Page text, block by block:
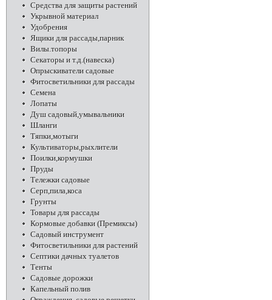
Средства для защиты растений
Укрывной материал
Удобрения
Ящики для рассады,парник
Вилы.топоры
Секаторы и т.д.(навеска)
Опрыскиватели садовые
Фитосветильники для рассады
Семена
Лопаты
Душ садовый,умывальники
Шланги
Тяпки,мотыги
Культиваторы,рыхлители
Поилки,кормушки
Пруды
Тележки садовые
Серп,пила,коса
Грунты
Товары для рассады
Кормовые добавки (Премиксы)
Садовый инструмент
Фитосветильники для растений
Септики дачных туалетов
Тенты
Садовые дорожки
Капельный полив